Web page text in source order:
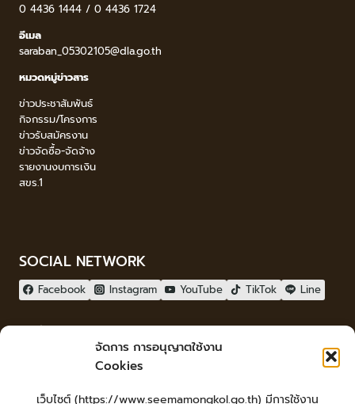
จัดการ การอนุญาตใช้งาน
Cookies
เว็บไซต์ (https://www.seemamongkol.go.th) มีการใช้งาน
0 4436 1444 / 0 4436 1724
อีเมล
saraban_05302105@dla.go.th
หมวดหมู่ข่าวสาร
ข่าวประชาสัมพันธ์
กิจกรรม/โครงการ
ข่าวรับสมัครงาน
ข่าวจัดซื้อ-จัดจ้าง
รายงานงบการเงิน
สขร.1
SOCIAL NETWORK
Facebook Instagram YouTube TikTok Line
13